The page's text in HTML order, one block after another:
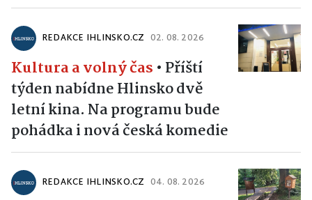
REDAKCE IHLINSKO.CZ 02. 08. 2026
Kultura a volný čas • Příští
týden nabídne Hlinsko dvě
letní kina. Na programu bude
pohádka i nová česká komedie
REDAKCE IHLINSKO.CZ 04. 08. 2026